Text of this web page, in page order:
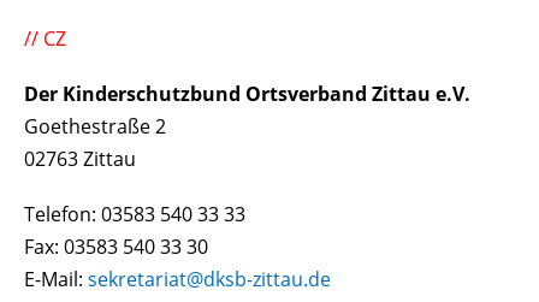
// CZ
Der Kinderschutzbund Ortsverband Zittau e.V.
Goethestraße 2
02763 Zittau
Telefon: 03583 540 33 33
Fax: 03583 540 33 30
E-Mail: sekretariat@dksb-zittau.de